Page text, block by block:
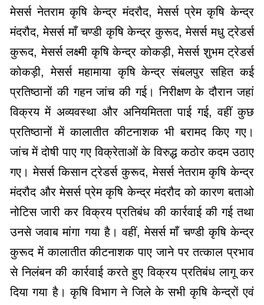
मेसर्स नेतराम कृषि केन्द्र मंदरौद, मेसर्स प्रेम कृषि केन्द्र
मंदरौद, मेसर्स माँ चण्डी कृषि केन्द्र कुरूद, मेसर्स मधु ट्रेडर्स
कुरूद, मेसर्स लक्ष्मी कृषि केन्द्र कोकड़ी, मेसर्स शुभम ट्रेडर्स
कोकड़ी, मेसर्स महामाया कृषि केन्द्र संबलपुर सहित कई
प्रतिष्ठानों की गहन जांच की गई। निरीक्षण के दौरान जहां
विक्रय में अव्यवस्था और अनियमितता पाई गई, वहीं कुछ
प्रतिष्ठानों में कालातीत कीटनाशक भी बरामद किए गए।
जांच में दोषी पाए गए विक्रेताओं के विरुद्ध कठोर कदम उठाए
गए। मेसर्स किसान ट्रेडर्स कुरूद, मेसर्स नेतराम कृषि केन्द्र
मंदरौद और मेसर्स प्रेम कृषि केन्द्र मंदरौद को कारण बताओ
नोटिस जारी कर विक्रय प्रतिबंध की कार्रवाई की गई तथा
उनसे जवाब मांगा गया है। वहीं, मेसर्स माँ चण्डी कृषि केन्द्र
कुरूद में कालातीत कीटनाशक पाए जाने पर तत्काल प्रभाव
से निलंबन की कार्रवाई करते हुए विक्रय प्रतिबंध लागू कर
दिया गया है। कृषि विभाग ने जिले के सभी कृषि केन्द्रों एवं